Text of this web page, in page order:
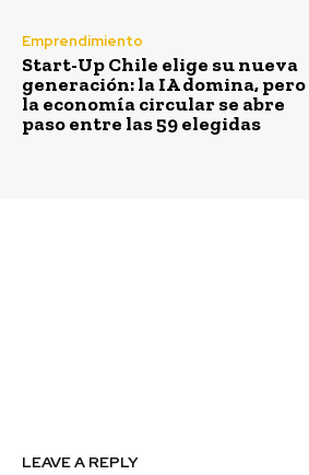
Emprendimiento
Start-Up Chile elige su nueva
generación: la IA domina, pero
la economía circular se abre
paso entre las 59 elegidas
LEAVE A REPLY